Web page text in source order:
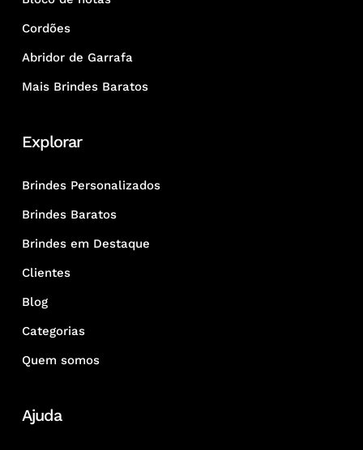
Cordões
Abridor de Garrafa
Mais Brindes Baratos
Explorar
Brindes Personalizados
Brindes Baratos
Brindes em Destaque
Clientes
Blog
Categorias
Quem somos
Ajuda